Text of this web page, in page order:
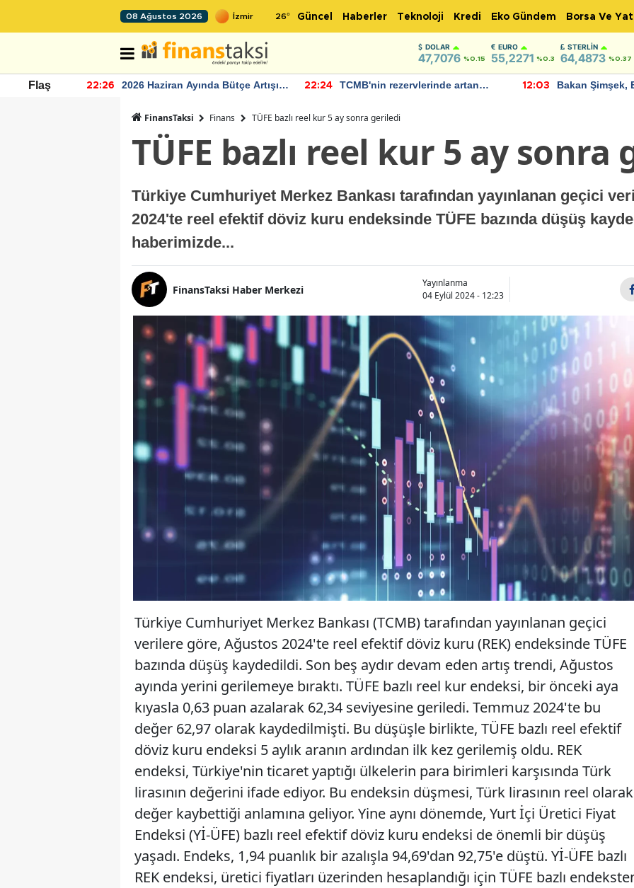
08 Ağustos 2026 26° Güncel Haberler Teknoloji Kredi Eko Gündem Borsa Ve
DOLAR
47,7076 %0.15
EURO
55,2271 %0.3
STERLIN
64,4873 %0.37
Flaş 22:26
2026 Haziran Ayında Bütçe Artışı
22:24
TCMB'nin rezervlerinde artan
12:03
Bakan Şimşek,
FinansTaksi Finans TÜFE bazlı reel kur 5 ay sonra geriledi
TÜFE bazlı reel kur 5 ay sonra
Türkiye Cumhuriyet Merkez Bankası tarafından yayınlanan geçici
2024'te reel efektif döviz kuru endeksinde TÜFE bazında düşüş
haberimizde...
FinansTaksi Haber Merkezi
Yayınlanma
04 Eylül 2024 - 12:23
Türkiye Cumhuriyet Merkez Bankası (TCMB) tarafından yayınlanan geçici
verilere göre, Ağustos 2024'te reel efektif döviz kuru (REK) endeksinde TÜFE
bazında düşüş kaydedildi. Son beş aydır devam eden artış trendi, Ağustos
ayında yerini gerilemeye bıraktı. TÜFE bazlı reel kur endeksi, bir önceki aya
kıyasla 0,63 puan azalarak 62,34 seviyesine geriledi. Temmuz 2024'te bu
değer 62,97 olarak kaydedilmişti. Bu düşüşle birlikte, TÜFE bazlı reel efektif
döviz kuru endeksi 5 aylık aranın ardından ilk kez gerilemiş oldu. REK
endeksi, Türkiye'nin ticaret yaptığı ülkelerin para birimleri karşısında Türk
lirasının değerini ifade ediyor. Bu endeksin düşmesi, Türk lirasının reel olarak
değer kaybettiği anlamına geliyor. Yine aynı dönemde, Yurt İçi Üretici Fiyat
Endeksi (Yİ-ÜFE) bazlı reel efektif döviz kuru endeksi de önemli bir düşüş
yaşadı. Endeks, 1,94 puanlık bir azalışla 94,69'dan 92,75'e düştü. Yİ-ÜFE bazlı
REK endeksi, üretici fiyatları üzerinden hesaplandığı için TÜFE bazlı